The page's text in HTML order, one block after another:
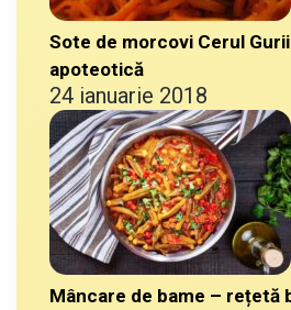
Sote de morcovi Cerul
apoteotică
24 ianuarie 2018
Mâncare de bame – rețetă